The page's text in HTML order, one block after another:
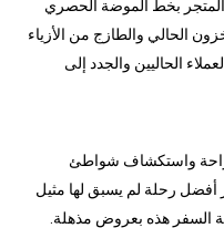
المتجر بخط الموضة الحصري
الحالي والطازج من الأزياء
الحاليين والجدد إلى
واستكشاف شواطئ
رحلة لم يسبق لها مثيل
هذه بعروض مذهلة.